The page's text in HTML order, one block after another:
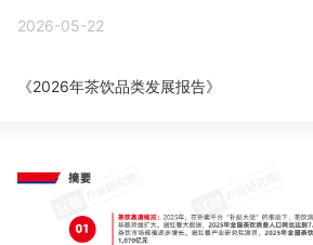
新零售大会
新零售私享会
增长产品指南
智库 产品场景库
2026-05-22
《2026年茶饮品类发展报告》